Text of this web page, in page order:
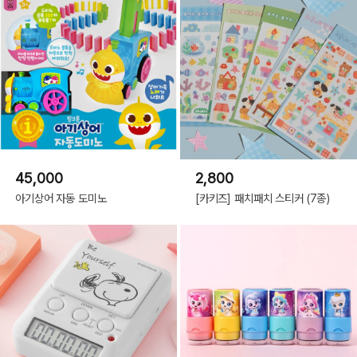
45,000
아기상어 자동 도미노
2,800
[카키즈] 패치패치 스티커 (7종)